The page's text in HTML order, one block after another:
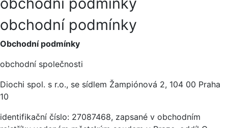
obchodní podmínky
Obchodní podmínky
obchodní společnosti
Diochi spol. s r.o., se sídlem Žampiónová 2, 104 00 Praha
10
identifikační číslo: 27087468, zapsané v obchodním